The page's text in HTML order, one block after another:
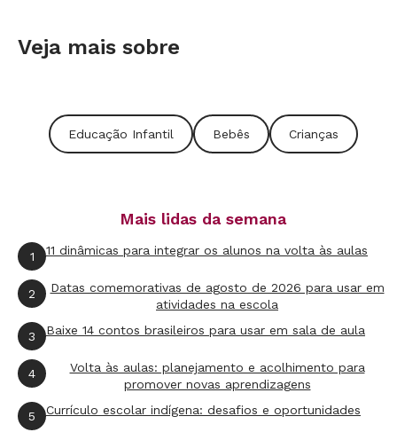
possibilidades, algo que vai muito além de
meramente organizar um espaço para que
para as proposições dos adultos. Na verdade, é
necessário que o professor coloque a criança
já que o seu trabalho docente é marcado por
uma intencionalidade pedagógica visando que
os pequenos sejam, de fato, os protagonistas
dos seus percursos de aprendizagem. E para
isso, é importante considerarmos ao menos
cinco questões fundamentais, que destaco a
seguir:
Veja mais sobre
Educação Infantil Bebês Crianças
Mais lidas da semana
1 11 dinâmicas para integrar os alunos na volta às aulas
2
Datas comemorativas de agosto de 2026 para usar em
atividades na escola
3 Baixe 14 contos brasileiros para usar em sala de aula
4
Volta às aulas: planejamento e acolhimento para
promover novas aprendizagens
5 Currículo escolar indígena: desafios e oportunidades